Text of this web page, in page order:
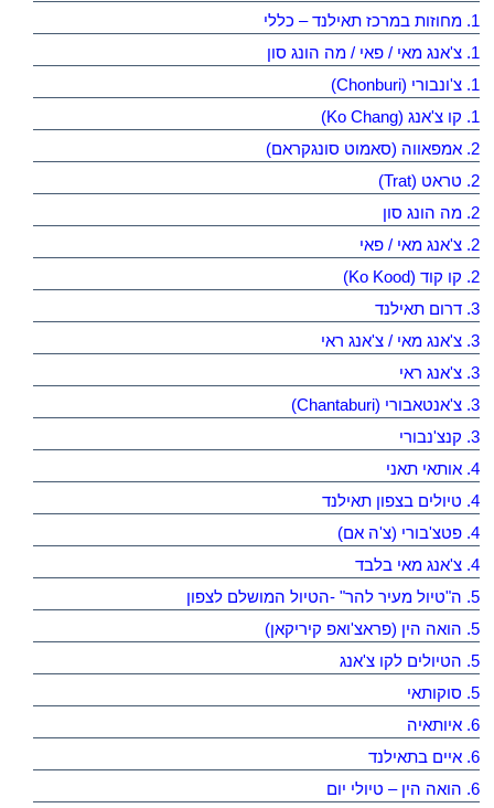
1. מחוזות במרכז תאילנד – כללי
1. צ'אנג מאי / פאי / מה הונג סון
1. צ'ונבורי (Chonburi)
1. קו צ'אנג (Ko Chang)
2. אמפאווה (סאמוט סונגקראם)
2. טראט (Trat)
2. מה הונג סון
2. צ'אנג מאי / פאי
2. קו קוד (Ko Kood)
3. דרום תאילנד
3. צ'אנג מאי / צ'אנג ראי
3. צ'אנג ראי
3. צ'אנטאבורי (Chantaburi)
3. קנצ'נבורי
4. אותאי תאני
4. טיולים בצפון תאילנד
4. פטצ'בורי (צ'ה אם)
4. צ'אנג מאי בלבד
5. ה"טיול מעיר להר" -הטיול המושלם לצפון
5. הואה הין (פראצ'ואפ קיריקאן)
5. הטיולים לקו צ'אנג
5. סוקותאי
6. איותאיה
6. איים בתאילנד
6. הואה הין – טיולי יום